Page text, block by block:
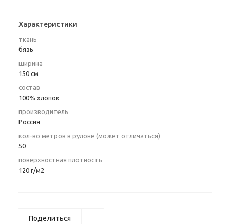
Характеристики
ткань
бязь
ширина
150 см
состав
100% хлопок
производитель
Россия
кол-во метров в рулоне (может отличаться)
50
поверхностная плотность
120 г/м2
Поделиться